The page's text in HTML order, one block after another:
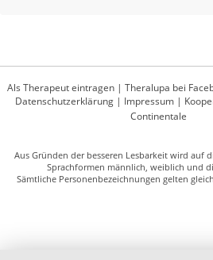
Als Therapeut eintragen | Theralupa bei
Datenschutzerklärung| Impressum|
Continentale
Aus Gründen der besseren Lesbarkeit wird auf
Sprachformen männlich, weiblich und
Sämtliche Personenbezeichnungen gelten